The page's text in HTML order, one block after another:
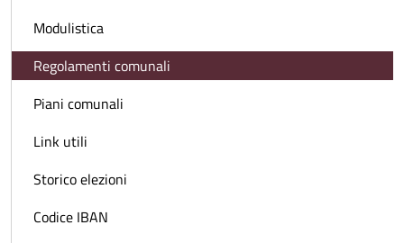
Modulistica
Regolamenti comunali
Piani comunali
Link utili
Storico elezioni
Codice IBAN